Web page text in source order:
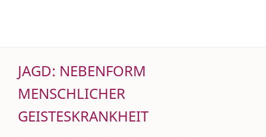
JAGD: NEBENFORM
MENSCHLICHER
GEISTESKRANKHEIT